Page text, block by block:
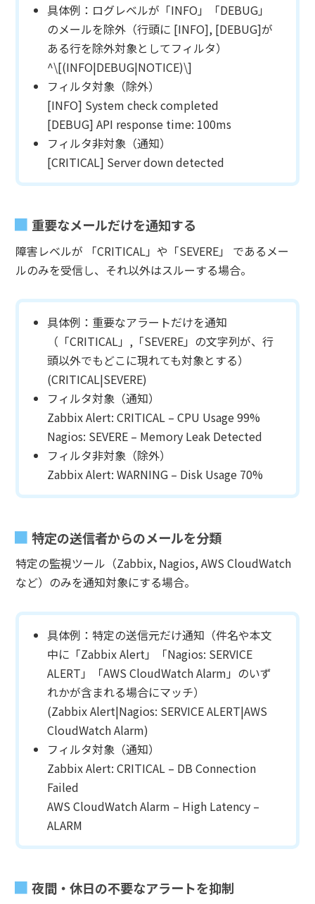
具体例：ログレベルが「INFO」「DEBUG」
のメールを除外（行頭に [INFO], [DEBUG]が
ある行を除外対象としてフィルタ）
^\[(INFO|DEBUG|NOTICE)\]
フィルタ対象（除外）
[INFO] System check completed
[DEBUG] API response time: 100ms
フィルタ非対象（通知）
[CRITICAL] Server down detected
重要なメールだけを通知する
障害レベルが 「CRITICAL」や「SEVERE」 であるメー
ルのみを受信し、それ以外はスルーする場合。
具体例：重要なアラートだけを通知
（「CRITICAL」,「SEVERE」の文字列が、行
頭以外でもどこに現れても対象とする）
(CRITICAL|SEVERE)
フィルタ対象（通知）
Zabbix Alert: CRITICAL – CPU Usage 99%
Nagios: SEVERE – Memory Leak Detected
フィルタ非対象（除外）
Zabbix Alert: WARNING – Disk Usage 70%
特定の送信者からのメールを分類
特定の監視ツール（Zabbix, Nagios, AWS CloudWatch
など）のみを通知対象にする場合。
具体例：特定の送信元だけ通知（件名や本文
中に「Zabbix Alert」「Nagios: SERVICE
ALERT」「AWS CloudWatch Alarm」のいず
れかが含まれる場合にマッチ）
(Zabbix Alert|Nagios: SERVICE ALERT|AWS
CloudWatch Alarm)
フィルタ対象（通知）
Zabbix Alert: CRITICAL – DB Connection
Failed
AWS CloudWatch Alarm – High Latency –
ALARM
夜間・休日の不要なアラートを抑制